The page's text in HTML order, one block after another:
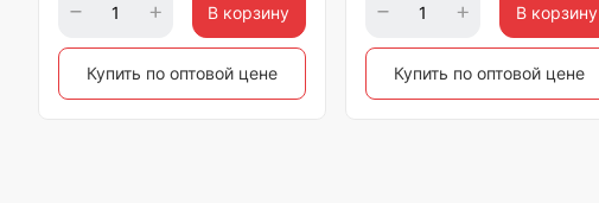
В корзину
Купить по оптовой цене
В корзину
Купить по оптовой цене